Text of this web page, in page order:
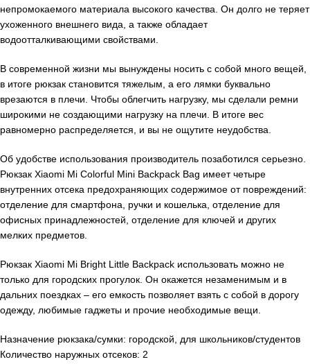
непромокаемого материала высокого качества. Он долго не теряет
ухоженного внешнего вида, а также обладает
водоотталкивающими свойствами.
В современной жизни мы вынуждены носить с собой много вещей,
в итоге рюкзак становится тяжелым, а его лямки буквально
врезаются в плечи. Чтобы облегчить нагрузку, мы сделали ремни
широкими не создающими нагрузку на плечи. В итоге вес
равномерно распределяется, и вы не ощутите неудобства.
Об удобстве использования производитель позаботился серьезно.
Рюкзак Xiaomi Mi Colorful Mini Backpack Bag имеет четыре
внутренних отсека предохраняющих содержимое от повреждений:
отделение для смартфона, ручки и кошелька, отделение для
офисных принадлежностей, отделение для ключей и других
мелких предметов.
Рюкзак Xiaomi Mi Bright Little Backpack использовать можно не
только для городских прогулок. Он окажется незаменимым и в
дальних поездках – его емкость позволяет взять с собой в дорогу
одежду, любимые гаджеты и прочие необходимые вещи.
Назначение рюкзака/сумки: городской, для школьников/студентов
Количество наружных отсеков: 2